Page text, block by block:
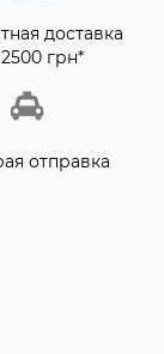
доставка
грн*
отправка